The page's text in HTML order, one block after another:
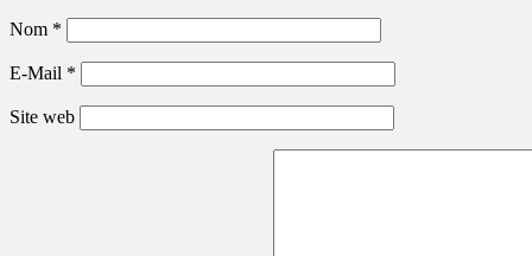
Nom *
E-Mail *
Site web